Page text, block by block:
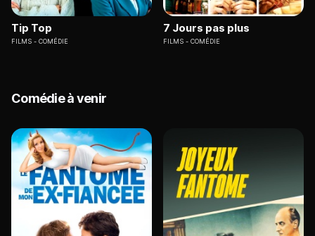
Tip Top
FILMS COMÉDIE
7 Jours pas plus
FILMS COMÉDIE
Comédie à venir